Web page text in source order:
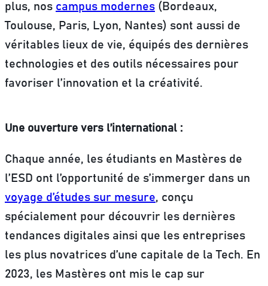
plus, nos campus modernes (Bordeaux,
Toulouse, Paris, Lyon, Nantes) sont aussi de
véritables lieux de vie, équipés des dernières
technologies et des outils nécessaires pour
favoriser l’innovation et la créativité.
Une ouverture vers l’international :
Chaque année, les étudiants en Mastères de
l’ESD ont l’opportunité de s’immerger dans un
voyage d’études sur mesure, conçu
spécialement pour découvrir les dernières
tendances digitales ainsi que les entreprises
les plus novatrices d’une capitale de la Tech. En
2023, les Mastères ont mis le cap sur